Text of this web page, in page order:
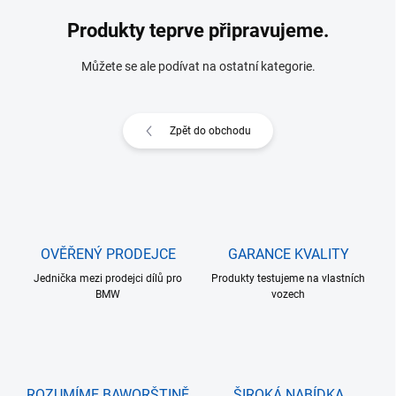
Produkty teprve připravujeme.
Můžete se ale podívat na ostatní kategorie.
Zpět do obchodu
OVĚŘENÝ PRODEJCE
Jednička mezi prodejci dílů pro
BMW
GARANCE KVALITY
Produkty testujeme na vlastních
vozech